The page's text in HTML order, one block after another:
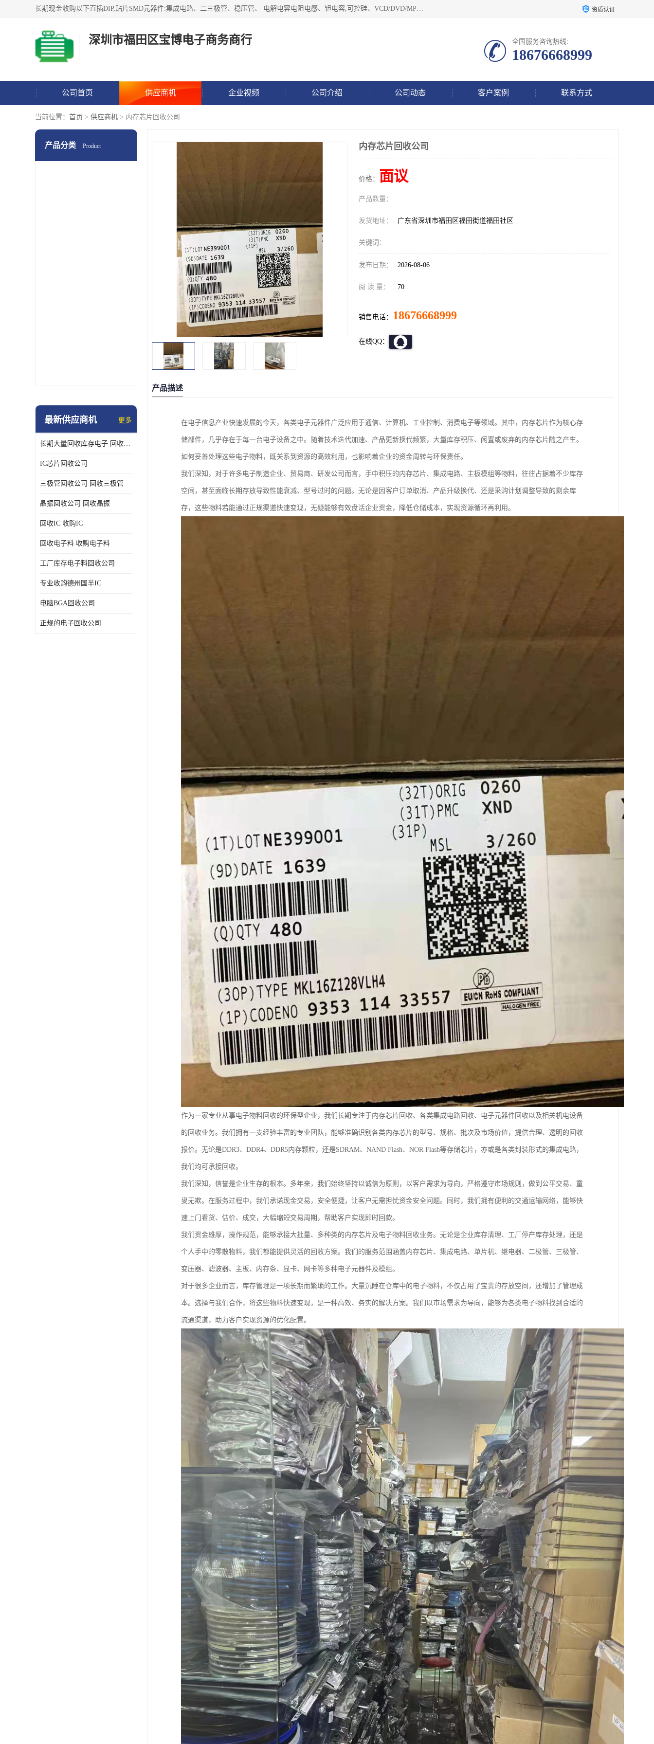
长期现金收购以下直插DIP,贴片SMD元器件:集成电路、二三极管、稳压管、 电解电容电阻电感、钽电容,可控硅、VCD/DVD/MP3激光头、红外发射接收、行管、 BGA芯片,霍尔元件、发光管、晶振,继电器,舌簧管舌簧继电器等各种电子元器件 , 量大量小不限!QQ9 联系电话谢先生 E-mail 资质认证
深圳市福田区宝博电子商务商行 全国服务咨询热线:
18676668999
公司首页 供应商机 企业视频 公司介绍 公司动态 客户案例 联系方式
当前位置： 首页 > 供应商机 > 内存芯片回收公司
产品分类 Product
最新供应商机 更多
长期大量回收库存电子 回收电子料 回收电子元器件专业公司
IC芯片回收公司
三极管回收公司 回收三极管
晶振回收公司 回收晶振
回收IC 收购IC
回收电子料 收购电子料
工厂库存电子料回收公司
专业收购德州国半IC
电脑BGA回收公司
正规的电子回收公司
内存芯片回收公司
价格： 面议
产品数量：
发货地址： 广东省深圳市福田区福田街道福田社区
关键词：
发布日期： 2026-08-06
阅 读 量： 70
销售电话： 18676668999
在线QQ：
产品描述
在电子信息产业快速发展的今天，各类电子元器件广泛应用于通信、计算机、工业控制、消费电子等领域。其中，内存芯片作为核心存
储部件，几乎存在于每一台电子设备之中。随着技术迭代加速、产品更新换代频繁，大量库存积压、闲置或废弃的内存芯片随之产生。
如何妥善处理这些电子物料，既关系到资源的高效利用，也影响着企业的资金周转与环保责任。
我们深知，对于许多电子制造企业、贸易商、研发公司而言，手中积压的内存芯片、集成电路、主板模组等物料，往往占据着不少库存
空间，甚至面临长期存放导致性能衰减、型号过时的问题。无论是因客户订单取消、产品升级换代、还是采购计划调整导致的剩余库
存，这些物料若能通过正规渠道快速变现，无疑能够有效盘活企业资金，降低仓储成本，实现资源循环再利用。
作为一家专业从事电子物料回收的环保型企业，我们长期专注于内存芯片回收、各类集成电路回收、电子元器件回收以及相关机电设备
的回收业务。我们拥有一支经验丰富的专业团队，能够准确识别各类内存芯片的型号、规格、批次及市场价值，提供合理、透明的回收
报价。无论是DDR3、DDR4、DDR5内存颗粒，还是SDRAM、NAND Flash、NOR Flash等存储芯片，亦或是各类封装形式的集成电路，
我们均可承接回收。
我们深知，信誉是企业生存的根本。多年来，我们始终坚持以诚信为原则，以客户需求为导向，严格遵守市场规则，做到公平交易、童
叟无欺。在服务过程中，我们承诺现金交易，安全便捷，让客户无需担忧资金安全问题。同时，我们拥有便利的交通运输网络，能够快
速上门看货、估价、成交，大幅缩短交易周期，帮助客户实现即时回款。
我们资金雄厚，操作规范，能够承接大批量、多种类的内存芯片及电子物料回收业务。无论是企业库存清理、工厂停产库存处理，还是
个人手中的零散物料，我们都能提供灵活的回收方案。我们的服务范围涵盖内存芯片、集成电路、单片机、继电器、二极管、三极管、
变压器、滤波器、主板、内存条、显卡、网卡等多种电子元器件及模组。
对于很多企业而言，库存管理是一项长期而繁琐的工作。大量沉睡在仓库中的电子物料，不仅占用了宝贵的存放空间，还增加了管理成
本。选择与我们合作，将这些物料快速变现，是一种高效、务实的解决方案。我们以市场需求为导向，能够为各类电子物料找到合适的
流通渠道，助力客户实现资源的优化配置。